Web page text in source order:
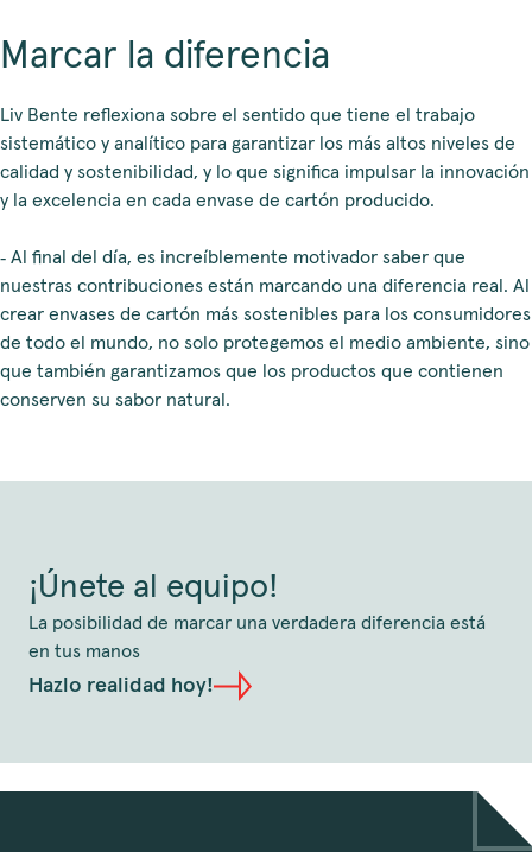
Marcar la diferencia
Liv Bente reflexiona sobre el sentido que tiene el trabajo
sistemático y analítico para garantizar los más altos niveles de
calidad y sostenibilidad, y lo que significa impulsar la innovación
y la excelencia en cada envase de cartón producido.
‑ Al final del día, es increíblemente motivador saber que
nuestras contribuciones están marcando una diferencia real. Al
crear envases de cartón más sostenibles para los consumidores
de todo el mundo, no solo protegemos el medio ambiente, sino
que también garantizamos que los productos que contienen
conserven su sabor natural.
¡Únete al equipo!
La posibilidad de marcar una verdadera diferencia está
en tus manos
Hazlo realidad hoy!